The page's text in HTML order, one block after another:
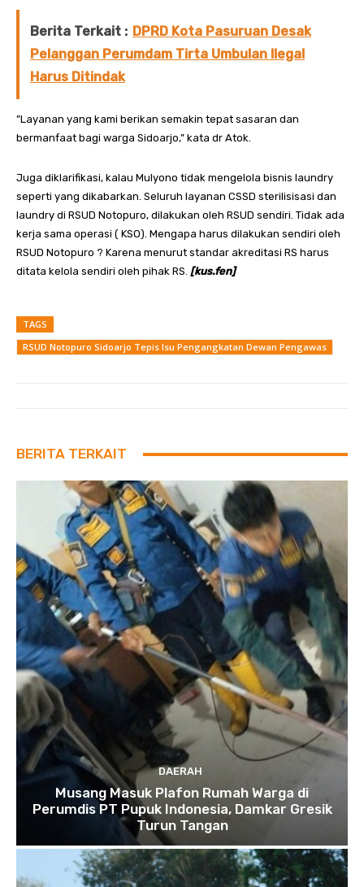
Berita Terkait : DPRD Kota Pasuruan Desak
Pelanggan Perumdam Tirta Umbulan Ilegal
Harus Ditindak
”Layanan yang kami berikan semakin tepat sasaran dan
bermanfaat bagi warga Sidoarjo,” kata dr Atok.
Juga diklarifikasi, kalau Mulyono tidak mengelola bisnis laundry
seperti yang dikabarkan. Seluruh layanan CSSD sterilisisasi dan
laundry di RSUD Notopuro, dilakukan oleh RSUD sendiri. Tidak ada
kerja sama operasi ( KSO). Mengapa harus dilakukan sendiri oleh
RSUD Notopuro ? Karena menurut standar akreditasi RS harus
ditata kelola sendiri oleh pihak RS. [kus.fen]
TAGS
RSUD Notopuro Sidoarjo Tepis Isu Pengangkatan Dewan Pengawas
BERITA TERKAIT
DAERAH
Musang Masuk Plafon Rumah Warga di
Perumdis PT Pupuk Indonesia, Damkar Gresik
Turun Tangan